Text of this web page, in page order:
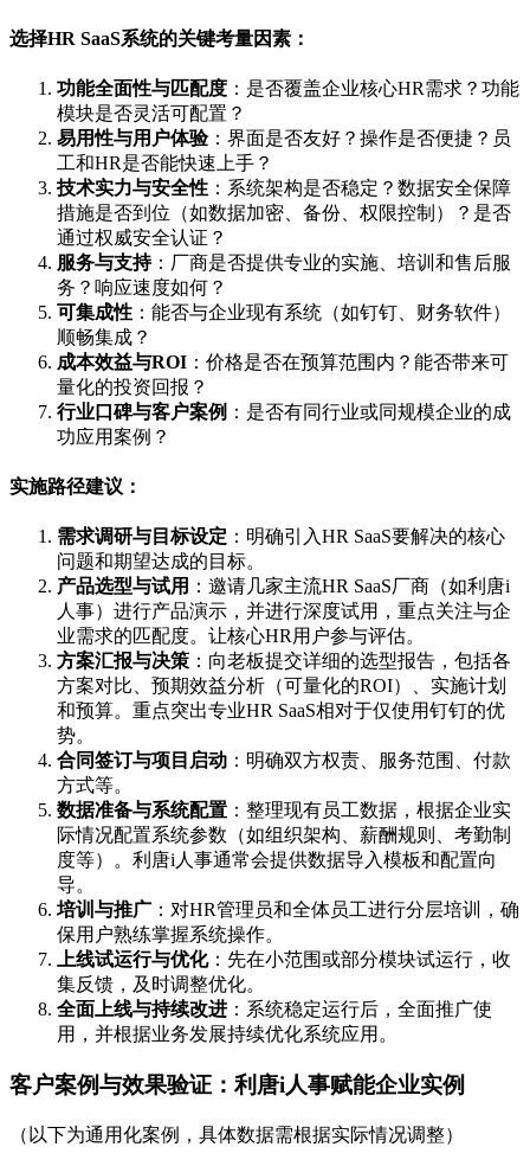
选择HR SaaS系统的关键考量因素：
功能全面性与匹配度 ：是否覆盖企业核心HR需求？功能
模块是否灵活可配置？
易用性与用户体验：界面是否友好？操作是否便捷？员
工和HR是否能快速上手？
技术实力与安全性 ：系统架构是否稳定？数据安全保障
措施是否到位（如数据加密、备份、权限控制）？是否
通过权威安全认证？
服务与支持：厂商是否提供专业的实施、培训和售后服
务？响应速度如何？
可集成性 ：能否与企业现有系统（如钉钉、财务软件）
顺畅集成？
成本效益与ROI ：价格是否在预算范围内？能否带来可
量化的投资回报？
行业口碑与客户案例 ：是否有同行业或同规模企业的成
功应用案例？
实施路径建议：
需求调研与目标设定 ：明确引入HR SaaS要解决的核心
问题和期望达成的目标。
产品选型与试用 ：邀请几家主流HR SaaS厂商（如利唐i
人事）进行产品演示，并进行深度试用，重点关注与企
业需求的匹配度。让核心HR用户参与评估。
方案汇报与决策 ：向老板提交详细的选型报告，包括各
方案对比、预期效益分析（可量化的ROI）、实施计划
和预算。重点突出专业HR SaaS相对于仅使用钉钉的优
势。
合同签订与项目启动 ：明确双方权责、服务范围、付款
方式等。
数据准备与系统配置 ：整理现有员工数据，根据企业实
际情况配置系统参数（如组织架构、薪酬规则、考勤制
度等）。利唐i人事通常会提供数据导入模板和配置向
导。
培训与推广 ：对HR管理员和全体员工进行分层培训，确
保用户熟练掌握系统操作。
上线试运行与优化：先在小范围或部分模块试运行，收
集反馈，及时调整优化。
全面上线与持续改进 ：系统稳定运行后，全面推广使
用，并根据业务发展持续优化系统应用。
客户案例与效果验证：利唐i人事赋能企业实例
（以下为通用化案例，具体数据需根据实际情况调整）